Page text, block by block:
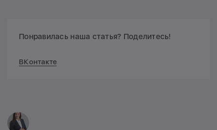
Понравилась наша статья? Поделитесь!
ВКонтакте